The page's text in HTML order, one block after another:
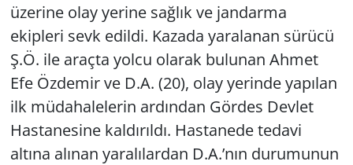
üzerine olay yerine sağlık ve jandarma
ekipleri sevk edildi. Kazada yaralanan sürücü
Ş.Ö. ile araçta yolcu olarak bulunan Ahmet
Efe Özdemir ve D.A. (20), olay yerinde yapılan
ilk müdahalelerin ardından Gördes Devlet
Hastanesine kaldırıldı. Hastanede tedavi
altına alınan yaralılardan D.A.’nın durumunun